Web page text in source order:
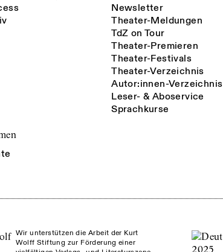
Newsletter
Theater-Meldungen
TdZ on Tour
Theater-Premieren
Theater-Festivals
Theater-Verzeichnis
Autor:innen-Verzeichnis
Leser- & Aboservice
Sprachkurse
Wir unterstützen die Arbeit der Kurt
Wolff Stiftung zur Förderung einer